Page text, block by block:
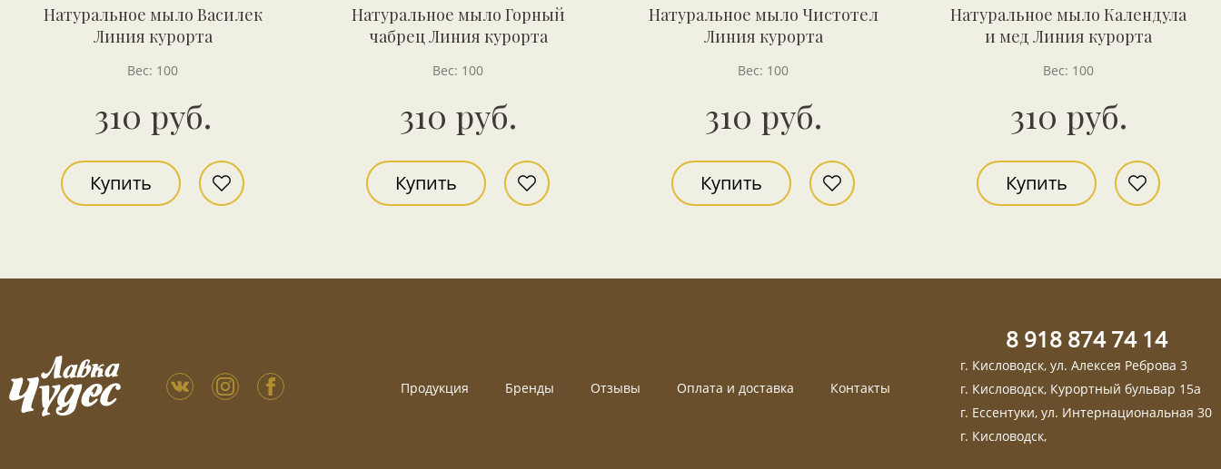
Натуральное мыло Василек
Линия курорта
Вес: 100
310 руб.
Купить
Натуральное мыло Горный
чабрец Линия курорта
Вес: 100
310 руб.
Купить
Натуральное мыло Чистотел
Линия курорта
Вес: 100
310 руб.
Купить
Натуральное мыло Календула
и мед Линия курорта
Вес: 100
310 руб.
Купить
Продукция Бренды Отзывы Оплата и доставка Контакты
8 918 874 74 14
г. Кисловодск, ул. Алексея Реброва 3
г. Кисловодск, Курортный бульвар 15а
г. Ессентуки, ул. Интернациональная 30
г. Кисловодск,